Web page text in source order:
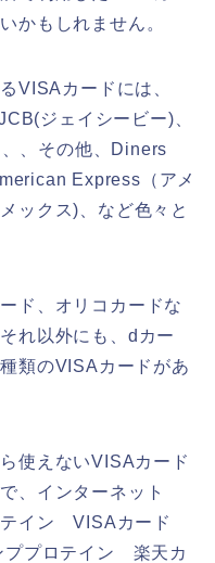
かもしれません。
VISAカードには、
ジェイシービー)、
、その他、Diners
Express（アメ
ックス)、など色々と
ド、オリコカードな
れ以外にも、dカー
類のVISAカードがあ
使えないVISAカード
、インターネット
テイン VISAカード
ププロテイン 楽天カ